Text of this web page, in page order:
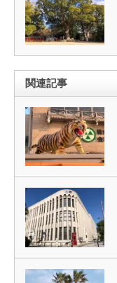
関連記事